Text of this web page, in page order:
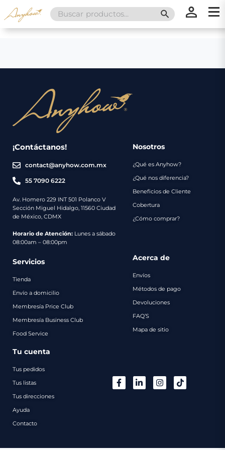
Search
for:
SEARCH
¡Contáctanos!
contact@anyhow.com.mx
55 7090 6222
Av. Homero 229 INT 501 Polanco V
Sección Miguel Hidalgo, 11560 Ciudad
de México, CDMX
Horario de Atención: Lunes a sábado
08:00am – 08:00pm
Nosotros
¿Qué es Anyhow?
¿Qué nos diferencia?
Beneficios de Cliente
Cobertura
¿Cómo comprar?
Servicios
Tienda
Envío a domicilio
Membresía Price Club
Membresía Business Club
Food Service
Acerca de
Envíos
Métodos de pago
Devoluciones
FAQ’S
Mapa de sitio
Tu cuenta
Tus pedidos
Tus listas
Tus direcciones
Ayuda
Contacto
Nosotros
Servicios
Envíos
Métodos
de
Catálogo
Regalos
Contacto